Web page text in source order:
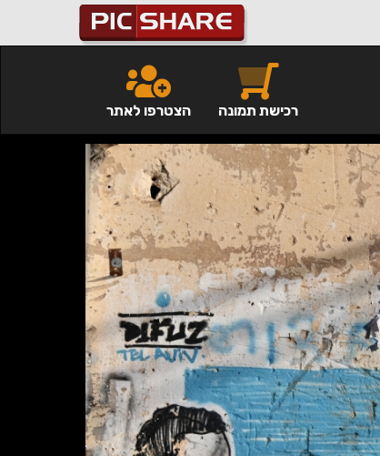
הצטרפו לאתר רכישת תמונה